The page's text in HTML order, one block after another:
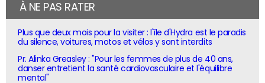
À NE PAS RATER
Plus que deux mois pour la visiter : l'île d'Hydra est le paradis
du silence, voitures, motos et vélos y sont interdits
Pr. Alinka Greasley : "Pour les femmes de plus de 40 ans,
danser entretient la santé cardiovasculaire et l'équilibre
mental"